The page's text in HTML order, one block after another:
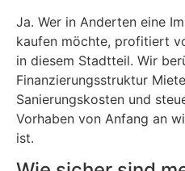
Ja. Wer in Anderten eine
kaufen möchte, profitiert
in diesem Stadtteil. Wir
Finanzierungsstruktur
Sanierungskosten und
Vorhaben von Anfang an
ist.